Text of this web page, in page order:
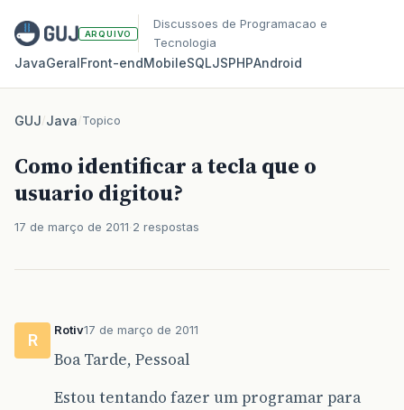
ARQUIVO
Discussoes de Programacao e
Tecnologia
JavaGeralFront‑endMobileSQLJSPHPAndroid
GUJ/Java/Topico
Como identificar a tecla que o
usuario digitou?
17 de março de 2011 2 respostas
R
Rotiv17 de março de 2011
Boa Tarde, Pessoal
Estou tentando fazer um programar para